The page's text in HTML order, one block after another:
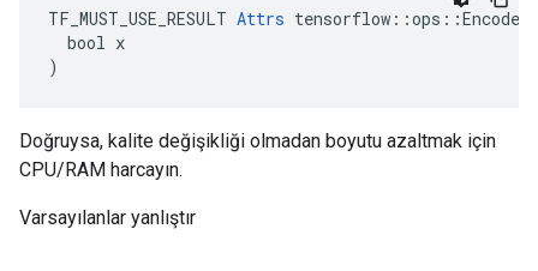
TF_MUST_USE_RESULT Attrs
  bool x
)
Doğruysa, kalite değişikliği olmadan boyutu azaltmak için
CPU/RAM harcayın.
Varsayılanlar yanlıştır